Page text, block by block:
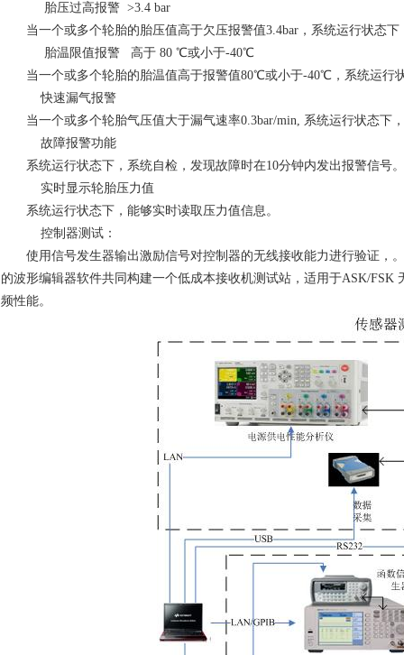
胎压过高报警 >3.4 bar
当一个或多个轮胎的胎压值高于欠压报警值3.4bar ，系统运行状态下
胎温限值报警
高于 80℃或小于-40℃
当一个或多个轮胎的胎温值高于报警值80℃或小于-40℃，系统运行
快速漏气报警
当一个或多个轮胎气压值大于漏气速率0.3bar/min, 系统运行状态下
故障报警功能
系统运行状态下，系统自检，发现故障时在10分钟内发出报警信号
实时显示轮胎压力值
系统运行状态下，能够实时读取压力值信息。
控制器测试：
使用信号发生器输出激励信号对控制器的无线接收能力进行验证，
的波形编辑器软件共同构建一个低成本接收机测试站，适用于ASK/FSK
频性能。